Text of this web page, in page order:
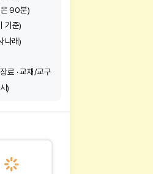
은 90분)
기준)
나래)
료 · 교재/교구
)